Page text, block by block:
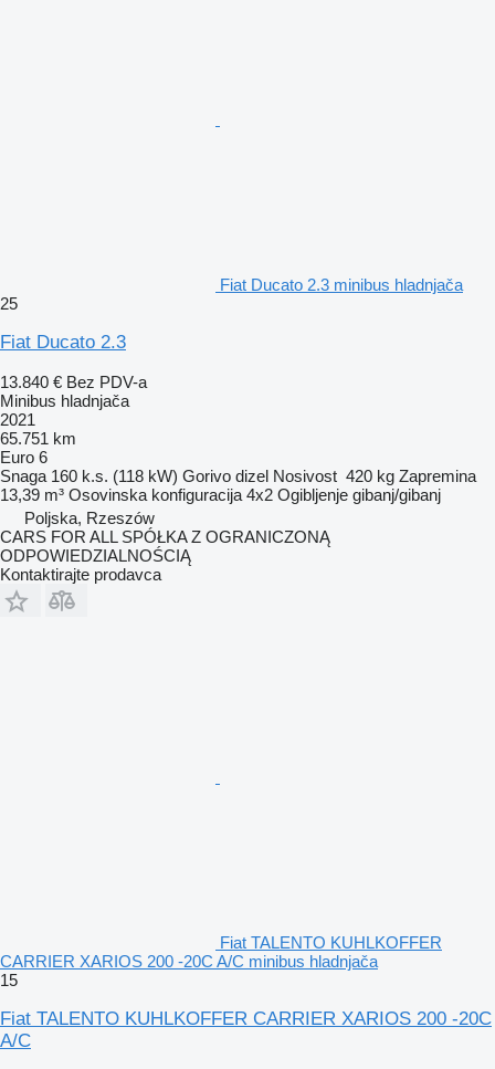
Fiat Ducato 2.3 minibus hladnjača
25
Fiat Ducato 2.3
13.840 € Bez PDV-a
Minibus hladnjača
2021
65.751 km
Euro 6
Snaga 160 k.s. (118 kW) Gorivo dizel Nosivost 420 kg Zapremina
13,39 m³ Osovinska konfiguracija 4x2 Ogibljenje gibanj/gibanj
Poljska, Rzeszów
CARS FOR ALL SPÓŁKA Z OGRANICZONĄ
ODPOWIEDZIALNOŚCIĄ
Kontaktirajte prodavca
Fiat TALENTO KUHLKOFFER
CARRIER XARIOS 200 -20C A/C minibus hladnjača
15
Fiat TALENTO KUHLKOFFER CARRIER XARIOS 200 -20C
A/C